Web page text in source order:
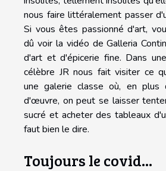
nous faire littéralement passer
Si vous êtes passionné d'art,
dû voir la vidéo de Galleria
d'art et d'épicerie fine. Dans
célèbre JR nous fait visiter ce
une galerie classe où, en plus
d'œuvre, on peut se laisser
sucré et acheter des tableaux
faut bien le dire.
Toujours le covid...